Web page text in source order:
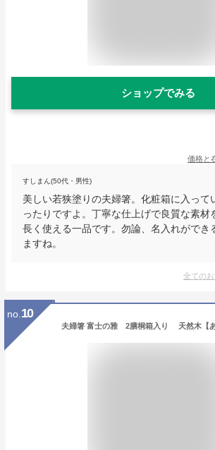
ショップでみる
価格と
すしまん(50代・男性)
美しい若狭塗りの夫婦箸。化粧箱に入って
ったりですよ。丁寧な仕上げで良質な素材
長く使える一品です。勿論、名入れができ
ますね。
全ての
no. 10
夫婦箸 富士の雅 2膳桐箱入り 天然木【あ